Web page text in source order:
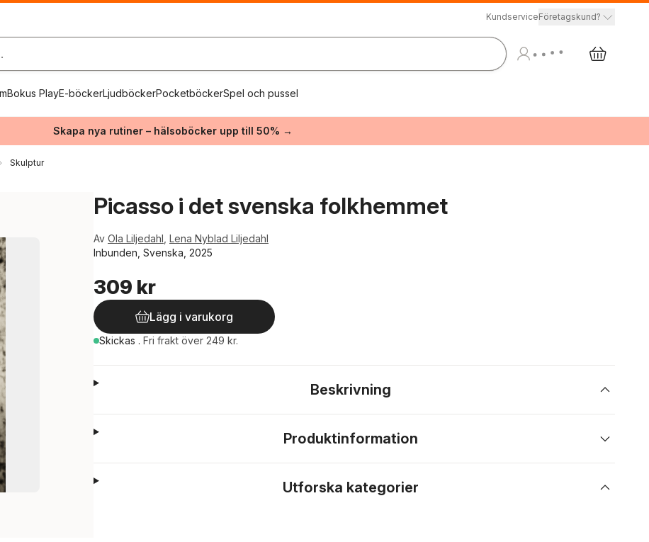
KundserviceFöretagskund?
Bokus PlayE-böckerLjudböckerPocketböckerSpel och pussel
Skapa nya rutiner – hälsoböcker upp till 50% →
Skulptur
Picasso i det svenska folkhemmet
Av Ola Liljedahl Lena Nyblad Liljedahl
Inbunden, Svenska, 2025
309 kr
Lägg i varukorg
Skickas . Fri frakt över 249 kr.
Beskrivning
Produktinformation
Utforska kategorier